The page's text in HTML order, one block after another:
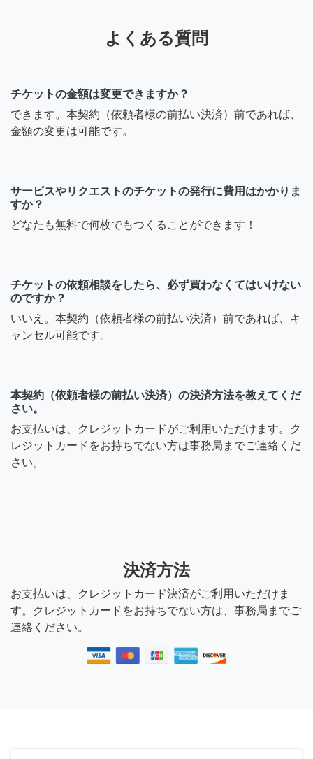
よくある質問
チケットの金額は変更できますか？
できます。本契約（依頼者様の前払い決済）前であれば、
金額の変更は可能です。
サービスやリクエストのチケットの発行に費用はかかりま
すか？
どなたも無料で何枚でもつくることができます！
チケットの依頼相談をしたら、必ず買わなくてはいけない
のですか？
いいえ。本契約（依頼者様の前払い決済）前であれば、キ
ャンセル可能です。
本契約（依頼者様の前払い決済）の決済方法を教えてくだ
さい。
お支払いは、クレジットカードがご利用いただけます。ク
レジットカードをお持ちでない方は事務局までご連絡くだ
さい。
決済方法
お支払いは、クレジットカード決済がご利用いただけま
す。クレジットカードをお持ちでない方は、事務局までご
連絡ください。